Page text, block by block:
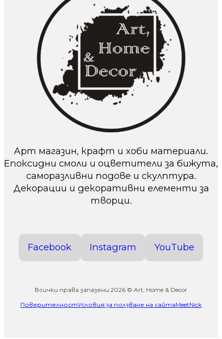
Арт магазин, крафт и хоби материали.
Епоксидни смоли и оцветители за бижута,
саморазливни подове и скулптура.
Декорации и декоративни елементи за
творци.
Facebook Instagram YouTube
Всички права запазени 2026 © Art, Home & Decor
ПоверителностУсловия за ползване на сайтаMeetNick